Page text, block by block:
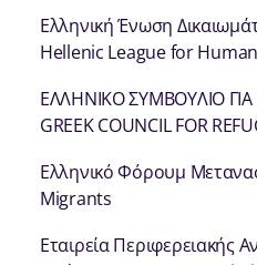
Ελληνική Ένωση
Hellenic League for
ΕΛΛΗΝΙΚΟ ΣΥΜΒΟΥΛΙΟ
GREEK COUNCIL FOR
Ελληνικό Φόρουμ
Migrants
Εταιρεία Περιφερειακής